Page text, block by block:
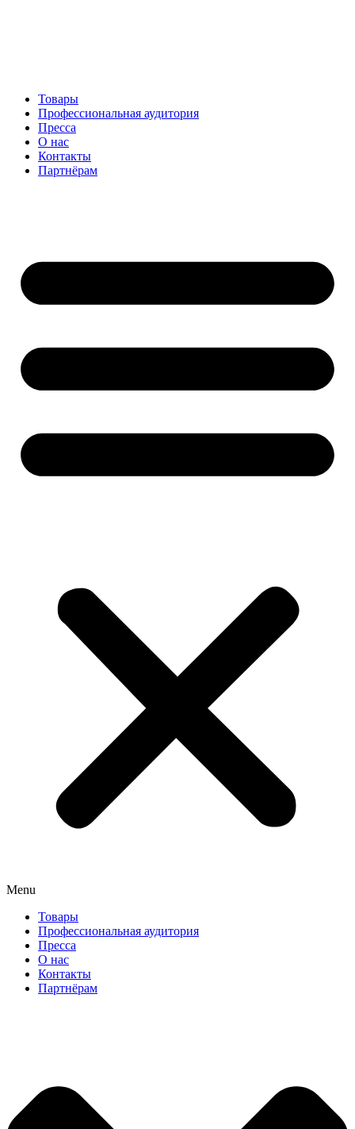
Товары
Профессиональная аудитория
Пресса
О нас
Контакты
Партнёрам
Menu
Товары
Профессиональная аудитория
Пресса
О нас
Контакты
Партнёрам